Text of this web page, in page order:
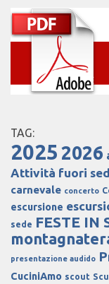
TAG:
2025 2026
Attività fuori
carnevale concerto
escursione
sede FESTE IN
presentazione audido
CuciniAmo scout